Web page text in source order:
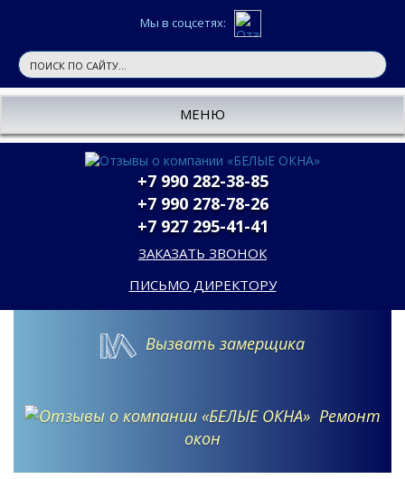
Мы в соцсетях:
МЕНЮ
+7 990 282-38-85
+7 990 278-78-26
+7 927 295-41-41
ЗАКАЗАТЬ ЗВОНОК
ПИСЬМО ДИРЕКТОРУ
Вызвать замерщика
Ремонт
окон